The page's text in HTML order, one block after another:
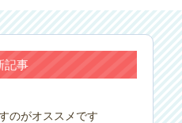
記事
のがオススメです